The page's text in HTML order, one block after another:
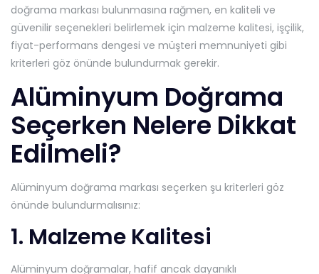
doğrama markası bulunmasına rağmen, en kaliteli ve
güvenilir seçenekleri belirlemek için malzeme kalitesi, işçilik,
fiyat-performans dengesi ve müşteri memnuniyeti gibi
kriterleri göz önünde bulundurmak gerekir.
Alüminyum Doğrama
Seçerken Nelere Dikkat
Edilmeli?
Alüminyum doğrama markası seçerken şu kriterleri göz
önünde bulundurmalısınız:
1. Malzeme Kalitesi
Alüminyum doğramalar, hafif ancak dayanıklı